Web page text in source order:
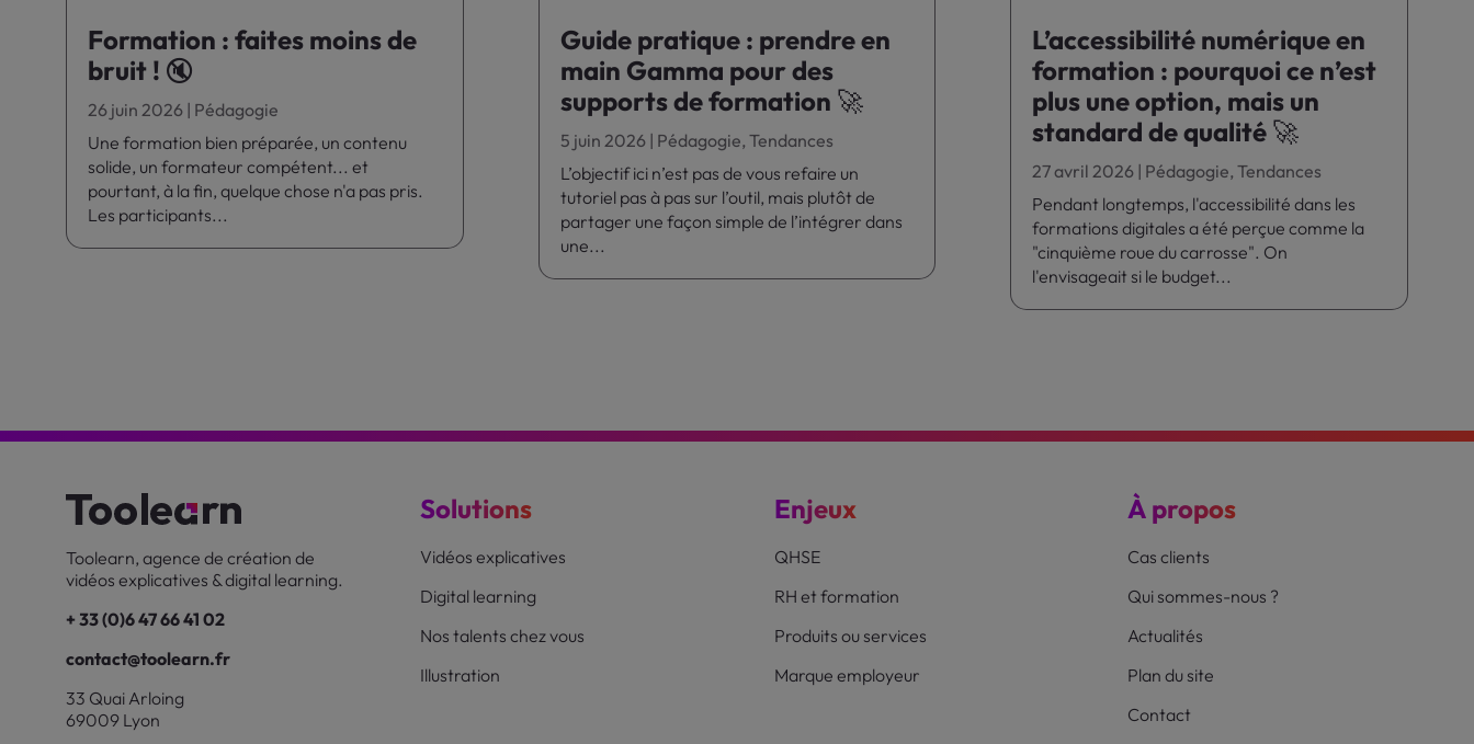
Formation : faites moins de
bruit ! 🔇
26 juin 2026 | Pédagogie
Une formation bien préparée, un contenu
solide, un formateur compétent... et
pourtant, à la fin, quelque chose n'a pas pris.
Les participants...
Guide pratique : prendre en
main Gamma pour des
supports de formation 🚀
5 juin 2026| Pédagogie, Tendances
L’objectif ici n’est pas de vous refaire un
tutoriel pas à pas sur l’outil, mais plutôt de
partager une façon simple de l’intégrer dans
une...
L’accessibilité numérique en
formation : pourquoi ce n’est
plus une option, mais un
standard de qualité 🚀
27 avril 2026| Pédagogie, Tendances
Pendant longtemps, l'accessibilité dans les
formations digitales a été perçue comme la
"cinquième roue du carrosse". On
l'envisageait si le budget...
Toolearn, agence de création de
vidéos explicatives & digital learning.
+ 33 (0)6 47 66 41 02
contact@toolearn.fr
33 Quai Arloing
69009 Lyon
Solutions
Vidéos explicatives
Digital learning
Nos talents chez vous
Illustration
Enjeux
QHSE
RH et formation
Produits ou services
Marque employeur
À propos
Cas clients
Qui sommes-nous ?
Actualités
Plan du site
Contact